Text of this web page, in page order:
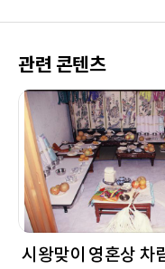
관련 콘텐츠
시왕맞이 영혼상 차